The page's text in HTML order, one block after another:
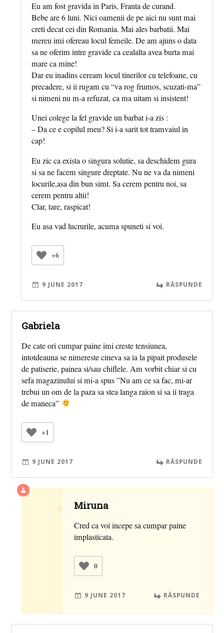
Eu am fost gravida in Paris, Franta de curand.
Bebe are 6 luni. Nici oamenii de pe aici nu sunt mai
creti decat cei din Romania. Mai ales barbatii. Mai
mereu imi ofereau locul femeile. De am ajuns o data
sa ne oferim intre gravide ca cealalta avea burta mai
mare ca mine!
Dar eu inadins ceream locul tinerilor cu telefoane, cu
precadere, si ii rugam cu “va rog frumos, scuzati-ma”
si nimeni nu m-a refuzat, ca ma uitam si insistent!
Unei colege la fel gravide un barbat i-a zis :
– Da ce e copilul meu? Si i-a sarit tot tramvaiul in
cap!
Eu zic ca exista o singura solutie, sa deschidem gura
si sa ne facem singure dreptate. Nu ne va da nimeni
locurile,asa din bun simt. Sa cerem pentru noi, sa
cerem pentru altii!
Clar, tare, raspicat!
Eu asa vad lucrurile, acuma spuneti si voi.
+6
9 JUNE 2017 RĂSPUNDE
Gabriela
De cate ori cumpar paine imi creste tensiunea,
intotdeauna se nimereste cineva sa ia la pipait produsele
de patiserie, painea si/sau chiflele. Am vorbit chiar si cu
sefa magazinului si mi-a spus ”Nu am ce sa fac, mi-ar
trebui un om de la paza sa stea langa raion si sa ii traga
de maneca”
+1
9 JUNE 2017 RĂSPUNDE
Miruna
Cred ca voi incepe sa cumpar paine
implasticata.
0
9 JUNE 2017 RĂSPUNDE